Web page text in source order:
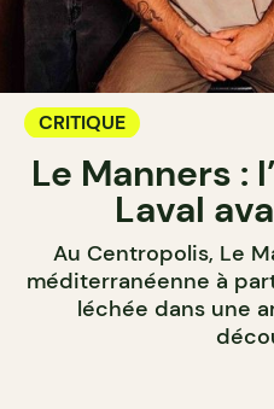
CRITIQUE
Le Manners :
Laval
Au Centropolis, Le
méditerranéenne à
léchée dans une